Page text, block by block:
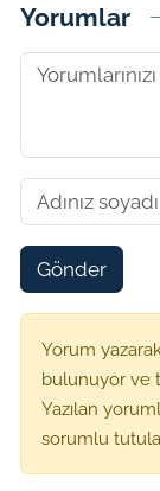
Yorumlar
Gönder
Yorum
bulunuyor ve
Yazılan
sorumlu